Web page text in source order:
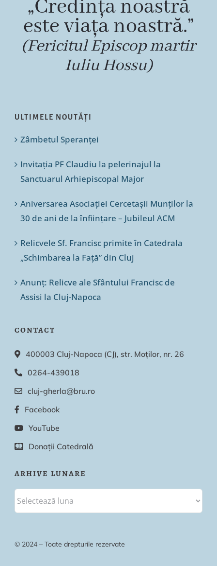
„Credința noastră
este viața noastră.”
(Fericitul Episcop martir
Iuliu Hossu)
ULTIMELE NOUTĂȚI
Zâmbetul Speranței
Invitația PF Claudiu la pelerinajul la
Sanctuarul Arhiepiscopal Major
Aniversarea Asociației Cercetașii Munților la
30 de ani de la înființare – Jubileul ACM
Relicvele Sf. Francisc primite în Catedrala
„Schimbarea la Față” din Cluj
Anunț: Relicve ale Sfântului Francisc de
Assisi la Cluj-Napoca
CONTACT
400003 Cluj-Napoca (CJ), str. Moților, nr. 26
0264-439018
cluj-gherla@bru.ro
Facebook
YouTube
Donații Catedrală
ARHIVE LUNARE
© 2024 – Toate drepturile rezervate